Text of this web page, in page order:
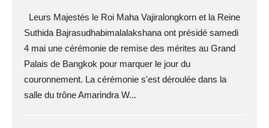
Leurs Majestés le Roi Maha Vajiralongkorn et la Reine
Suthida Bajrasudhabimalalakshana ont présidé samedi
4 mai une cérémonie de remise des mérites au Grand
Palais de Bangkok pour marquer le jour du
couronnement. La cérémonie s'est déroulée dans la
salle du trône Amarindra W...